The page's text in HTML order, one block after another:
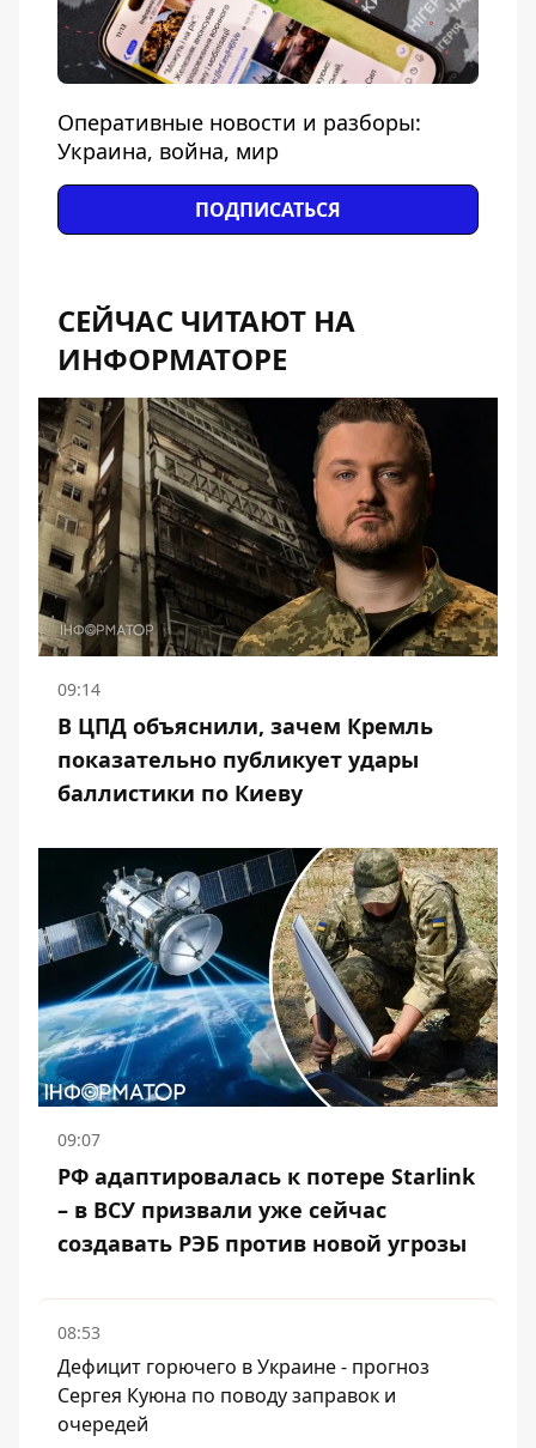
Оперативные новости и разборы:
Украина, война, мир
ПОДПИСАТЬСЯ
СЕЙЧАС ЧИТАЮТ НА
ИНФОРМАТОРЕ
09:14
В ЦПД объяснили, зачем Кремль
показательно публикует удары
баллистики по Киеву
09:07
РФ адаптировалась к потере Starlink
– в ВСУ призвали уже сейчас
создавать РЭБ против новой угрозы
08:53
Дефицит горючего в Украине - прогноз
Сергея Куюна по поводу заправок и
очередей